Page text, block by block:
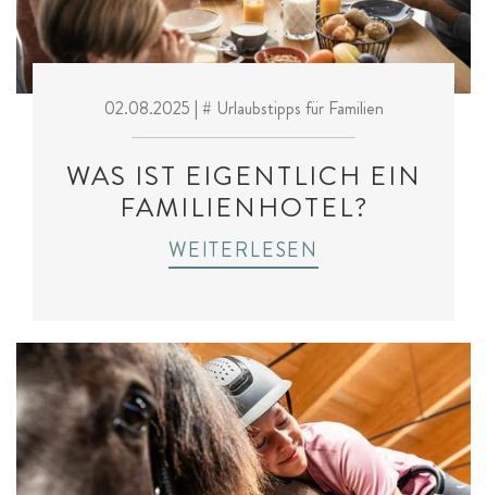
02.08.2025 | # Urlaubstipps für Familien
WAS IST EIGENTLICH EIN
FAMILIENHOTEL?
WEITERLESEN